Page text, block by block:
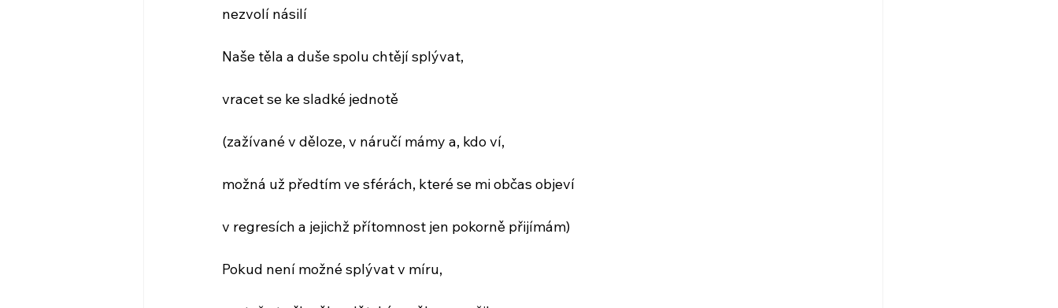
nezvolí násilí
Naše těla a duše spolu chtějí splývat,
vracet se ke sladké jednotě
(zažívané v děloze, v náručí mámy a, kdo ví,
možná už předtím ve sférách, které se mi občas objeví
v regresích a jejichž přítomnost jen pokorně přijímám)
Pokud není možné splývat v míru,